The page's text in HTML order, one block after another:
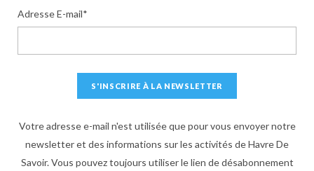
Adresse E-mail*
Votre adresse e-mail n'est utilisée que pour vous envoyer notre
newsletter et des informations sur les activités de Havre De
Savoir. Vous pouvez toujours utiliser le lien de désabonnement